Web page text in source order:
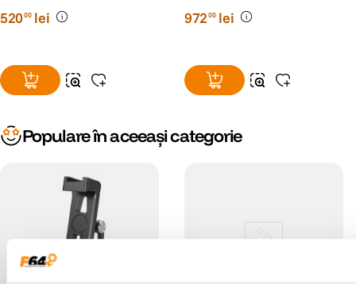
52000 lei 97200 lei
Populare în aceeași categorie